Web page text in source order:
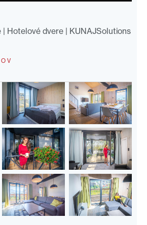
| Hotelové dvere | KUNAJSolutions